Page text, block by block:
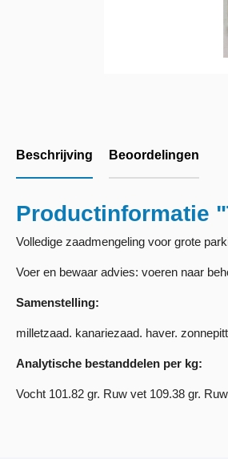
Beschrijving Beoordelingen
Productinformatie
Volledige zaadmengeling voor grote
Voer en bewaar advies: voeren naar
Samenstelling:
milletzaad. kanariezaad. haver.
Analytische bestanddelen per kg:
Vocht 101.82 gr. Ruw vet 109.38 gr.